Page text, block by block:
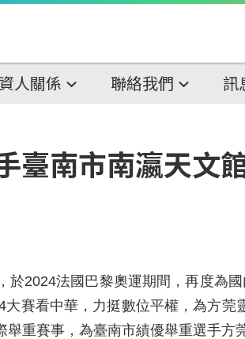
人關係 聯絡我們 訊
臺南市南瀛天文
於2024法國巴黎奧運期間，再度為
大賽看中華，力挺數位平權，為方
重賽事，為臺南市績優舉重選手方